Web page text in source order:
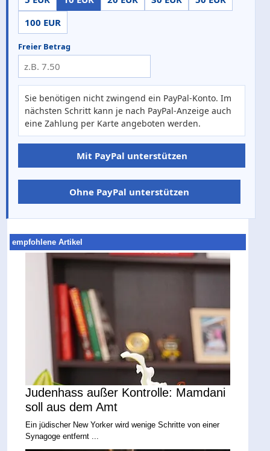
100 EUR
Freier Betrag
Sie benötigen nicht zwingend ein PayPal-Konto. Im
nächsten Schritt kann je nach PayPal-Anzeige auch
eine Zahlung per Karte angeboten werden.
Mit PayPal unterstützen
Ohne PayPal unterstützen
empfohlene Artikel
Judenhass außer Kontrolle: Mamdani
soll aus dem Amt
Ein jüdischer New Yorker wird wenige Schritte von einer
Synagoge entfernt ...